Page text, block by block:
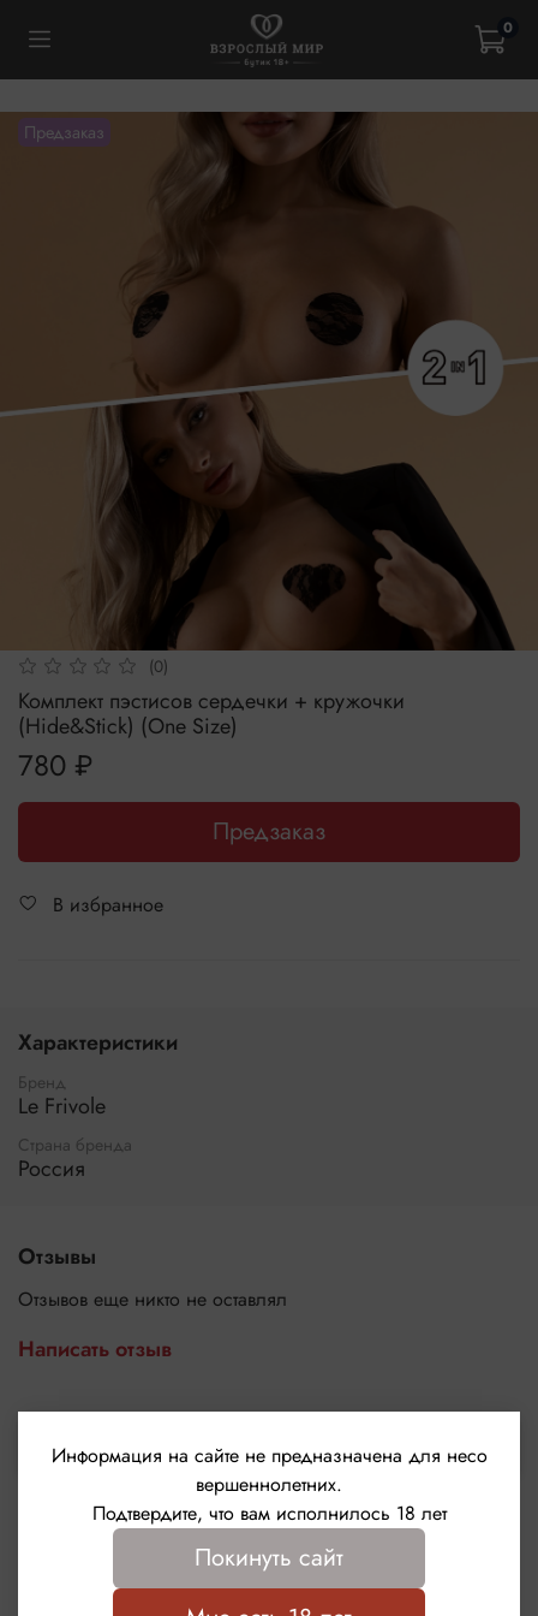
0
Предзаказ
(0)
Комплект пэстисов сердечки + кружочки
(Hide&Stick) (One Size)
780 ₽
Предзаказ
В избранное
Характеристики
Бренд
Le Frivole
Страна бренда
Россия
Отзывы
Отзывов еще никто не оставлял
Написать отзыв
Информация на сайте не предназначена для несо
вершеннолетних.
Подтвердите, что вам исполнилось 18 лет
Покинуть сайт